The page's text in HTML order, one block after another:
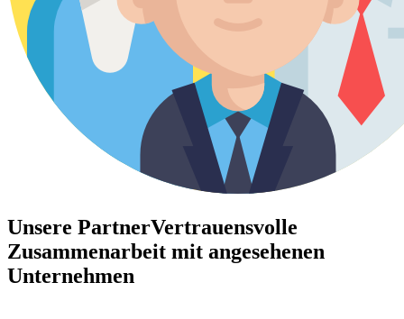
Unsere PartnerVertrauensvolle
Zusammenarbeit mit angesehenen
Unternehmen